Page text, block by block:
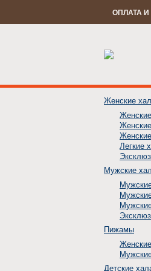
ОПЛАТА
Женские
Легкие
Мужские
Пижамы
Детские